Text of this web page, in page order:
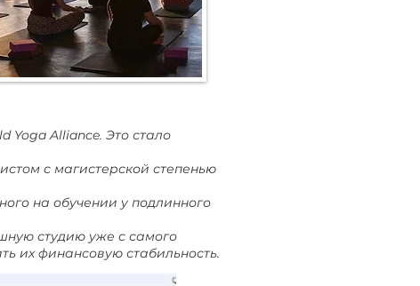
Yoga Alliance. Это стало
с магистерской степенью
на обучении у подлинного
студию уже с самого
их финансовую стабильность.